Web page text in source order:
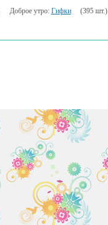
Доброе утро: Гифки (395 шт.)